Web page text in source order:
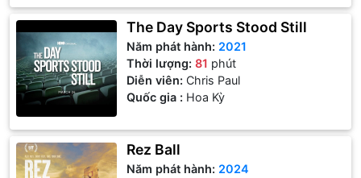
The Day Sports Stood Still
Năm phát hành: 2021
Thời lượng:81 phút
Diễn viên:Chris Paul
Quốc gia : Hoa Kỳ
Rez Ball
Năm phát hành: 2024